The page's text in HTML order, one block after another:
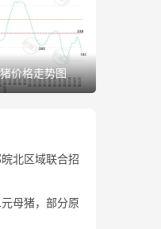
价格走势图
北区域联合招
元母猪，部分原